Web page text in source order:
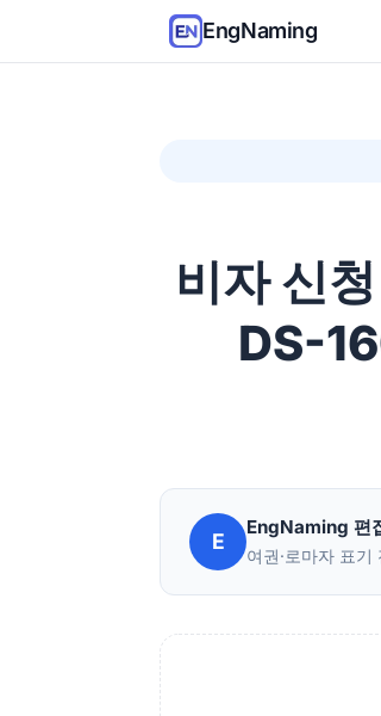
EngNaming
비자 신
DS-
E
EngNaming 편
여권·로마자 표기